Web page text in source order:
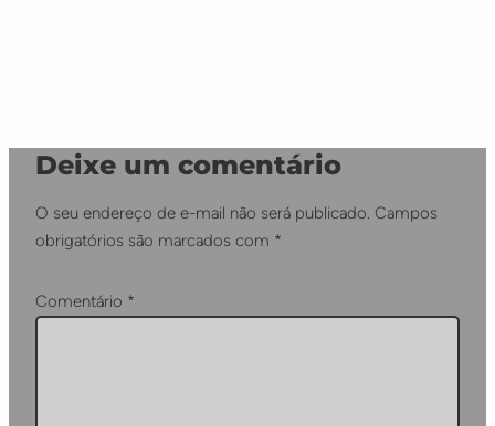
Deixe um comentário
O seu endereço de e-mail não será publicado. Campos
obrigatórios são marcados com *
Comentário *